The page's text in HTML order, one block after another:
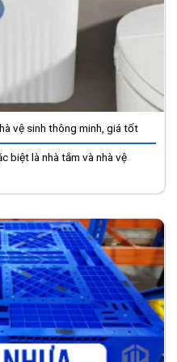
vệ sinh thông minh, giá tốt
biệt là nhà tắm và nhà vệ